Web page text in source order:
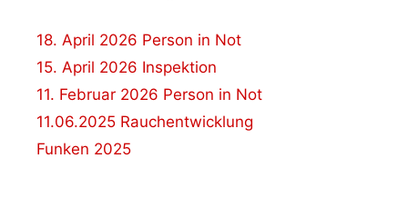
18. April 2026 Person in Not
15. April 2026 Inspektion
11. Februar 2026 Person in Not
11.06.2025 Rauchentwicklung
Funken 2025